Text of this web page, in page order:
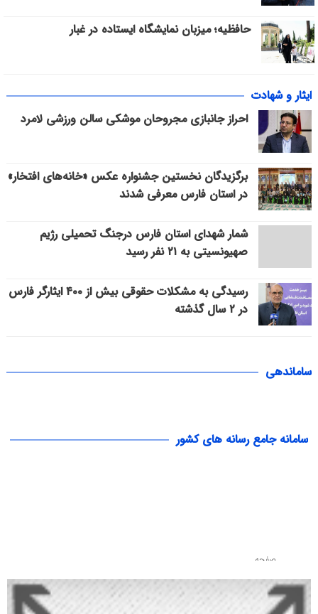
حافظیه؛ میزبان نمایشگاه ایستاده در غبار
ایثار و شهادت
احراز جانبازی مجروحان موشکی سالن ورزشی لامرد
برگزیدگان نخستین جشنواره عکس «خانه‌های افتخار»
در استان فارس معرفی شدند
شمار شهدای استان فارس درجنگ تحمیلی رژیم
صهیونسیتی به ۲۱ نفر رسید
رسیدگی به مشکلات حقوقی بیش از ۴۰۰ ایثارگر فارس
در ۲ سال گذشته
ساماندهی
سامانه جامع رسانه های کشور